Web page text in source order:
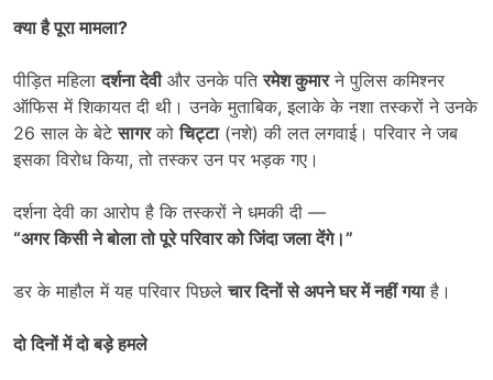
क्या है पूरा मामला?
पीड़ित महिलादर्शना देवीऔर उनके पतिरमेश कुमारने पुलिस कमिश्नर
ऑफिस में शिकायत दी थी। उनके मुताबिक, इलाके के नशा तस्करों ने उनके
26 साल के बेटेसागरकोचिट्टा(नशे) की लत लगवाई। परिवार ने जब
इसका विरोध किया, तो तस्कर उन पर भड़क गए।
दर्शना देवी का आरोप है कि तस्करों ने धमकी दी —
“अगर किसी ने बोला तो पूरे परिवार को जिंदा जला देंगे।”
डर के माहौल में यह परिवार पिछलेचार दिनों से अपने घर में नहीं गयाहै।
दो दिनों में दो बड़े हमले